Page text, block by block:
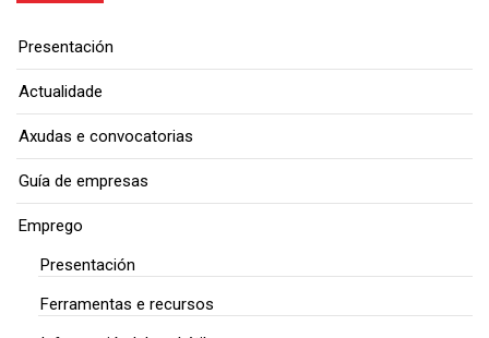
Presentación
Actualidade
Axudas e convocatorias
Guía de empresas
Emprego
Presentación
Ferramentas e recursos